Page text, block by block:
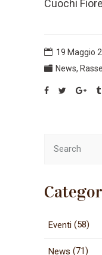
Cuochi
19 Maggio
News,
Eventi (58)
News (71)